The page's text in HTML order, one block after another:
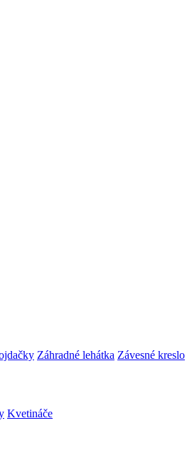
Záhradné lehátka Závesné kreslo
Kvetináče